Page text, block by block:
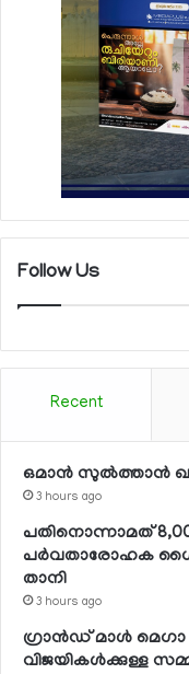
Follow Us
Recent
ഒമാന്‍ സുല്‍ത്താന്‍
3 hours ago
പതിനൊന്നാമത്
പര്‍വതാരോഹക
താനി
3 hours ago
ഗ്രാന്‍ഡ് മാള്‍
വിജയികള്‍ക്കുള്ള